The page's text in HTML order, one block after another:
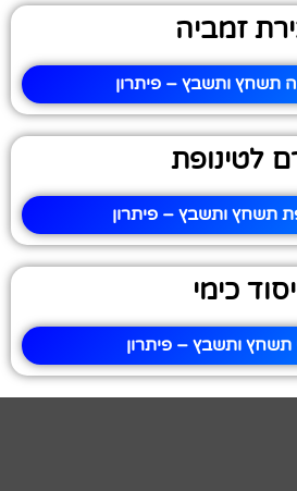
זמביה
תשחץ ותשבץ – פיתרון
לטינופת
תשחץ ותשבץ – פיתרון
יסוד כימי
תשחץ ותשבץ – פיתרון